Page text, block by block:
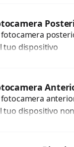
fotocamera
tuo dispositivo
come immagini
messa a
funzionante,...
fotocamera
tuo dispositivo non
Preventivo